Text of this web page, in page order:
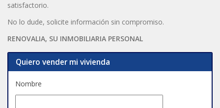
satisfactorio.
No lo dude, solicite información sin compromiso.
RENOVALIA, SU INMOBILIARIA PERSONAL
Quiero vender mi vivienda
Nombre